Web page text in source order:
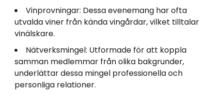
Vinprovningar: Dessa evenemang har ofta
utvalda viner från kända vingårdar, vilket tilltalar
vinälskare.
Nätverksmingel: Utformade för att koppla
samman medlemmar från olika bakgrunder,
underlättar dessa mingel professionella och
personliga relationer.